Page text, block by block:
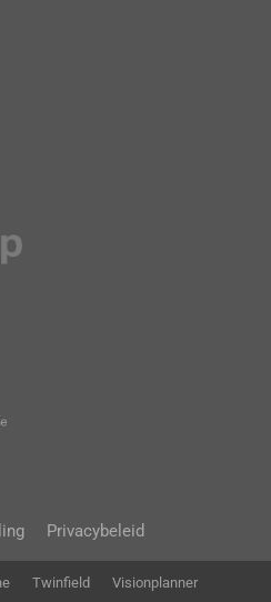
Privacybeleid
Twinfield Visionplanner